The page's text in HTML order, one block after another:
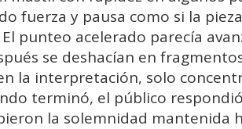
fuerza y pausa como si la
punteo acelerado parecía
se deshacían en
la interpretación, solo
terminó, el público
la solemnidad mantenida